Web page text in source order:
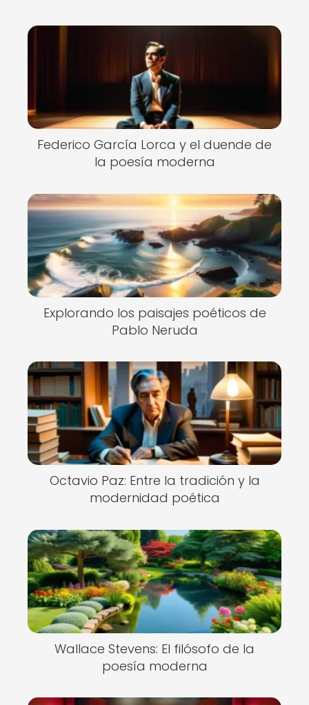
Federico García Lorca y el duende de
la poesía moderna
Explorando los paisajes poéticos de
Pablo Neruda
Octavio Paz: Entre la tradición y la
modernidad poética
Wallace Stevens: El filósofo de la
poesía moderna